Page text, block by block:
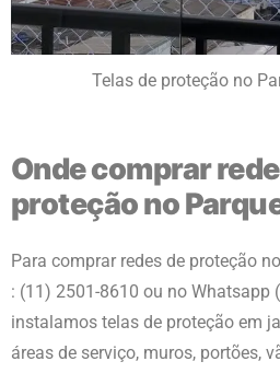
Telas de proteção no
Onde comprar
proteção no
Para comprar redes de proteção no
: (11) 2501-8610 ou no Whatsapp
instalamos telas de proteção em
áreas de serviço, muros, portões,